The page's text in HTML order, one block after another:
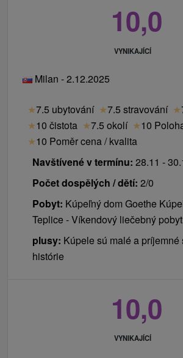
10,0
VYNIKAJÍCÍ
Milan - 2.12.2025
★7.5 ubytování ★7.5 stravování ★
★10 čistota ★7.5 okolí ★10
★10 Poměr cena / kvalita
Navštívené v termínu: 28.11 -
Počet dospělých / dětí: 2/0
Pobyt: Kúpeľný dom Goethe
Teplice - Víkendový liečebný pobyt
plusy: Kúpele sú malé a príjemné
histórie
10,0
VYNIKAJÍCÍ